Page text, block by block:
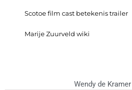
Scotoe film cast betekenis trailer
Marije Zuurveld wiki
Wendy de